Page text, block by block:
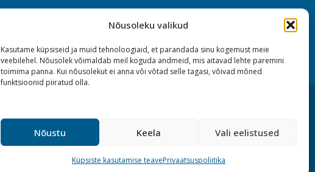
Nõusoleku valikud
Kasutame küpsiseid ja muid tehnoloogiaid, et parandada sinu kogemust meie
veebilehel. Nõusolek võimaldab meil koguda andmeid, mis aitavad lehte paremini
toimima panna. Kui nõusolekut ei anna või võtad selle tagasi, võivad mõned
funktsioonid piiratud olla.
Nõustu Keela Vali eelistused
Küpsiste kasutamise teavePrivaatsuspoliitika